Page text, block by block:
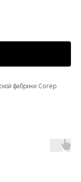
фабрики Corep